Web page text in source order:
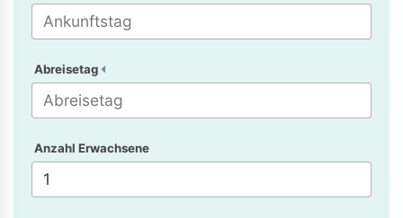
Abreisetag
Anzahl Erwachsene